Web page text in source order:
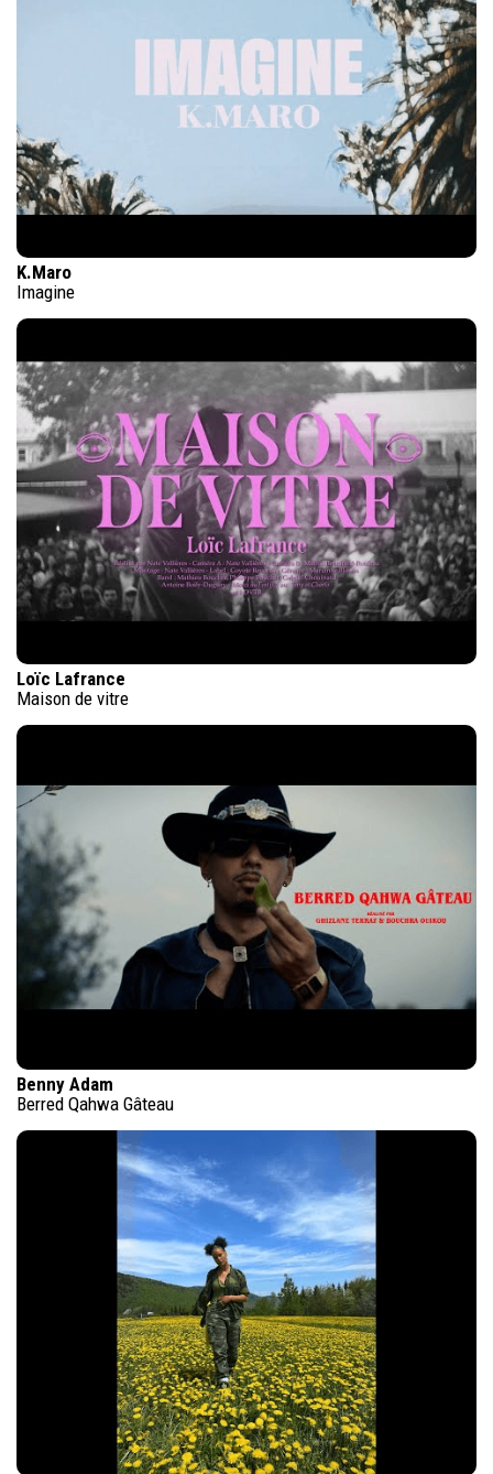
K.Maro
Imagine
Loïc Lafrance
Maison de vitre
Benny Adam
Berred Qahwa Gâteau